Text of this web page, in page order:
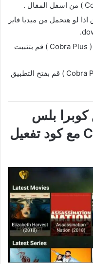
اذا لو هتحمل من ميديا فاير
ثالثاً عند الانتهاء من تحميل تطبيق ( Cobra Plus ) قم بتثبيت
رابعاً عند انتهاء تثبيت تطبيق ( Cobra Plus ) قم بفتح التطبيق
بلس
Cobra Plus iptv APK مع كود تفعيل